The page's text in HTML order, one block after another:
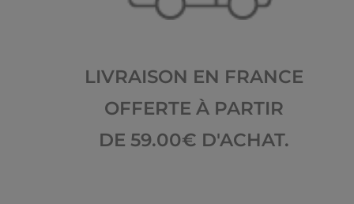
LIVRAISON EN FRANCE
OFFERTE À PARTIR
DE 59.00€ D'ACHAT.